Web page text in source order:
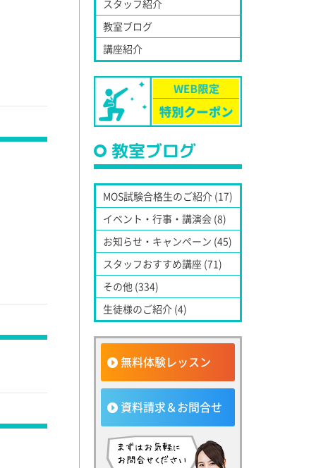
スタッフ紹介
教室ブログ
講座紹介
教室ブログ
MOS試験合格生のご紹介 (17)
イベント・行事・講演会 (8)
お知らせ・キャンペーン (45)
スタッフおすすめ講座 (71)
その他 (334)
生徒様のご紹介 (4)
無料体験レッスン
資料請求＆お問合せ